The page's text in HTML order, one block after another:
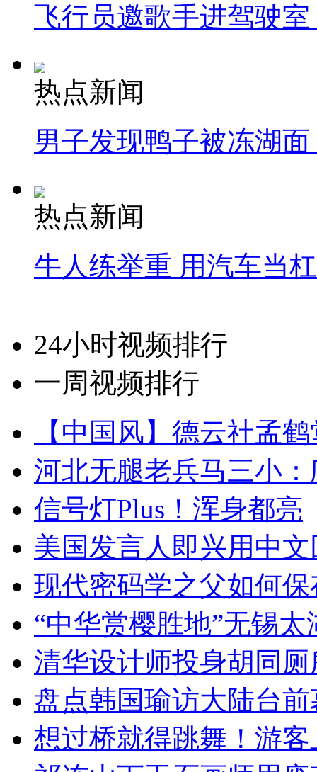
飞行员邀歌手进驾驶
热点新闻
男子发现鸭子被冻湖
热点新闻
牛人练举重 用汽车当
24小时视频排行
一周视频排行
【中国风】德云社孟
河北无腿老兵马三小
信号灯Plus！浑身都亮
美国发言人即兴用中
现代密码学之父如何
“中华赏樱胜地”无锡
清华设计师投身胡同
盘点韩国瑜访大陆台
想过桥就得跳舞！游客